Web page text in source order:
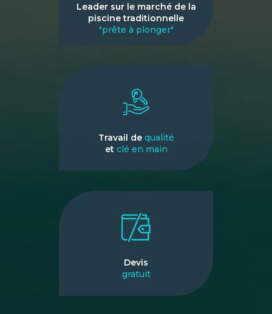
Leader sur le marché de la
piscine traditionnelle
"prête à plonger"
Travail de qualité
et clé en main
Devis
gratuit